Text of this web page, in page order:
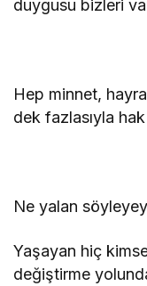
duygusu bizleri
Hep minnet,
dek fazlasıyla
Ne yalan
Yaşayan hiç
değiştirme